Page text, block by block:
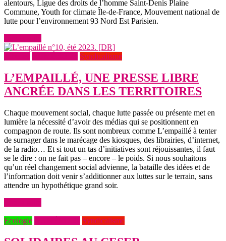
alentours, Ligue des droits de l’homme Saint-Denis Plaine
Commune, Youth for climate Île-de-France, Mouvement national de
lutte pour l’environnement 93 Nord Est Parisien.
Syndicalisme
L’EMPAILLÉ, UNE PRESSE LIBRE
ANCRÉE DANS LES TERRITOIRES
Chaque mouvement social, chaque lutte passée ou présente met en
lumière la nécessité d’avoir des médias qui se positionnent en
compagnon de route. Ils sont nombreux comme L’empaillé à tenter
de surnager dans le marécage des kiosques, des librairies, d’internet,
de la radio… Et si tout un tas d’initiatives sont réjouissantes, il faut
se le dire : on ne fait pas – encore – le poids. Si nous souhaitons
qu’un réel changement social advienne, la bataille des idées et de
l’information doit venir s’additionner aux luttes sur le terrain, sans
attendre un hypothétique grand soir.
Ecologie Syndicalisme